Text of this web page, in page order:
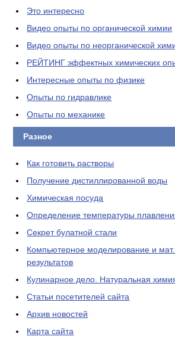
Это интересно
Видео опыты по органической химии
Видео опыты по неорганической
РЕЙТИНГ эффектных химических
Интересные опыты по физике
Опыты по гидравлике
Опыты по механике
Разное
Как готовить растворы
Получение дистиллированной воды
Химическая посуда
Определение температуры
Секрет булатной стали
Компьютерное моделирование и мат.
результатов
Кулинарное дело. Натуральная
Статьи посетителей сайта
Архив новостей
Карта сайта